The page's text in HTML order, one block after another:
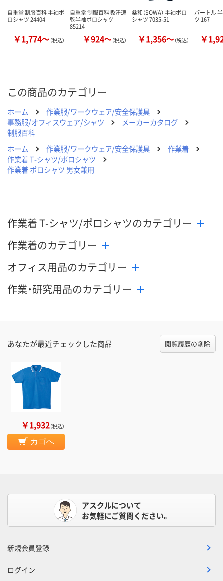
自重堂 制服百科 半袖ポ
ロシャツ 24404
￥1,774～（税込）
自重堂 制服百科 吸汗速
乾半袖ポロシャツ
85214
￥924～（税込）
桑和（SOWA） 半袖ポロ
シャツ 7035-51
￥1,356～（税込）
バートル
ツ 167
￥
この商品のカテゴリー
ホーム
作業服/ワークウェア/安全保護具
事務服/オフィスウェア/シャツ
メーカーカタログ
制服百科
ホーム
作業服/ワークウェア/安全保護具
作業着
作業着 T-シャツ/ポロシャツ
作業着 ポロシャツ 男女兼用
作業着 T-シャツ/ポロシャツのカテゴリー
作業着のカテゴリー
オフィス用品のカテゴリー
作業・研究用品のカテゴリー
あなたが最近チェックした商品 閲覧履歴の削除
￥1,932（税込）
カゴへ
アスクルについて
お気軽にご質問ください。
新規会員登録
ログイン